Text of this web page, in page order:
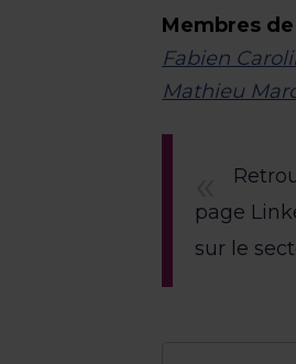
Membres
Fabien
Mathieu
page
sur le